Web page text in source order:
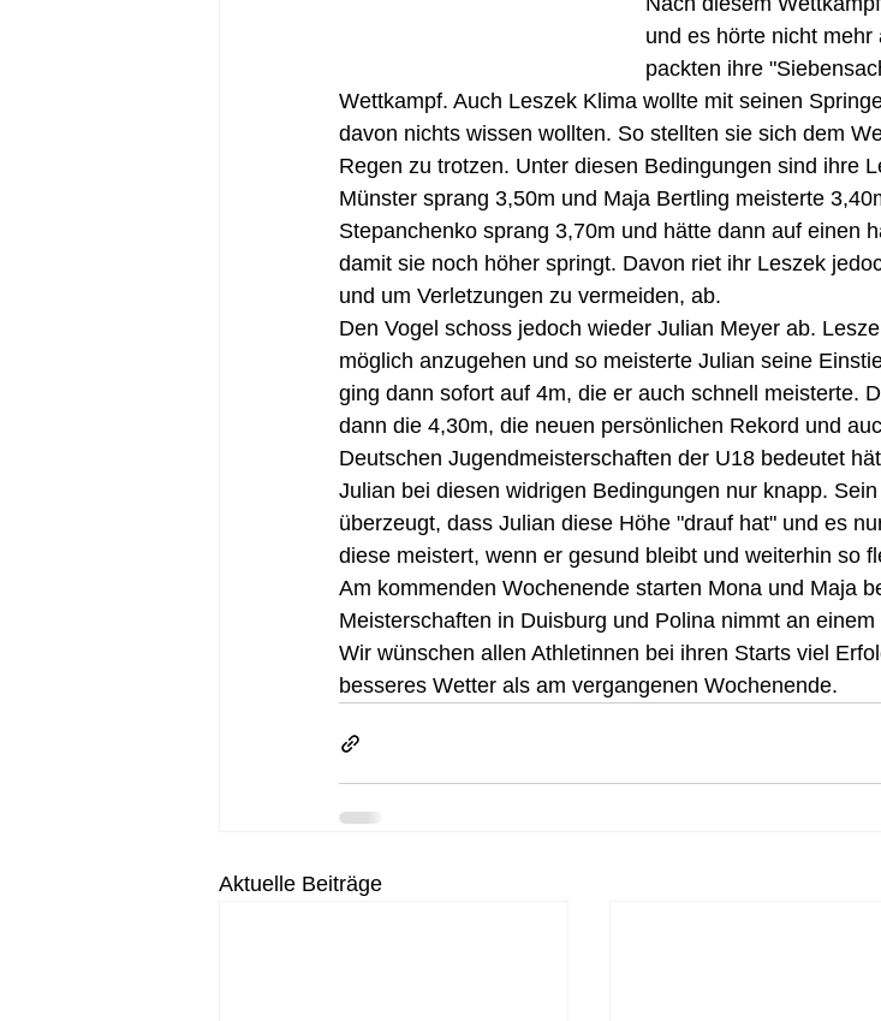
und es hörte nicht
packten ihre
Wettkampf. Auch Leszek Klima wollte mit seinen
davon nichts wissen wollten. So stellten sie sich dem
Regen zu trotzen. Unter diesen Bedingungen sind ihre
Münster sprang 3,50m und Maja Bertling meisterte
Stepanchenko sprang 3,70m und hätte dann auf einen
damit sie noch höher springt. Davon riet ihr Leszek
und um Verletzungen zu vermeiden, ab.
Den Vogel schoss jedoch wieder Julian Meyer ab.
möglich anzugehen und so meisterte Julian seine
ging dann sofort auf 4m, die er auch schnell meisterte.
dann die 4,30m, die neuen persönlichen Rekord und
Deutschen Jugendmeisterschaften der U18 bedeutet
Julian bei diesen widrigen Bedingungen nur knapp.
überzeugt, dass Julian diese Höhe "drauf hat" und es
diese meistert, wenn er gesund bleibt und weiterhin so
Am kommenden Wochenende starten Mona und Maja
Meisterschaften in Duisburg und Polina nimmt an
Wir wünschen allen Athletinnen bei ihren Starts viel
besseres Wetter als am vergangenen Wochenende.
Aktuelle Beiträge